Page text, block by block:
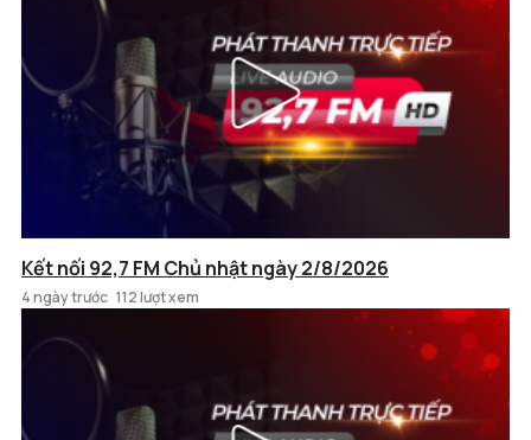
Kết nối 92,7 FM Chủ nhật ngày 2/8/2026
4 ngày trước 112 lượt xem